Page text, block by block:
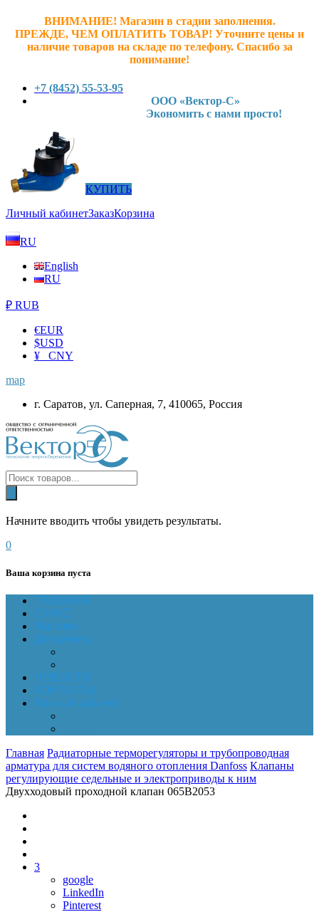
ВНИМАНИЕ! Магазин в стадии заполнения.
ПРЕЖДЕ, ЧЕМ ОПЛАТИТЬ ТОВАР! Уточните цены и
наличие товаров на складе по телефону. Спасибо за
понимание!
+7 (8452) 55-53-95
ООО «Вектор-С»
Экономить с нами просто!
КУПИТЬ
Личный кабинетЗаказКорзина
RU
English
RU
₽ RUB
€EUR
$USD
¥ CNY
map
г. Саратов, ул. Саперная, 7, 410065, Россия
Начните вводить чтобы увидеть результаты.
0
Ваша корзина пуста
ГЛАВНАЯ
О НАС
Магазин
Документы
НОВОСТИ
КОНТАКТЫ
Личный кабинет
Главная Радиаторные терморегуляторы и трубопроводная
арматура для систем водяного отопления Danfoss Клапаны
регулирующие седельные и электроприводы к ним
Двухходовый проходной клапан 065B2053
3
google
LinkedIn
Pinterest